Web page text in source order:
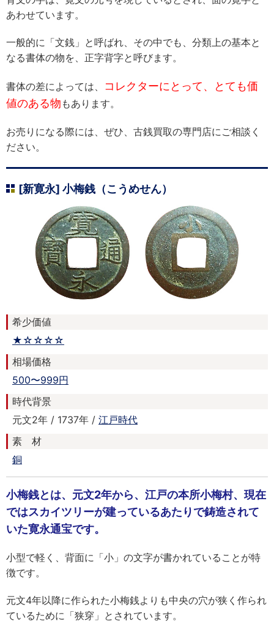
あわせています。
一般的に「文銭」と呼ばれ、その中でも、分類上の基本と
なる書体の物を、正字背字と呼びます。
書体の差によっては、 コレクターにとって、とても価
値のある物 もあります。
お売りになる際には、ぜひ、古銭買取の専門店にご相談く
ださい。
[新寛永] 小梅銭（こうめせん）
希少価値
★☆☆☆☆
相場価格
500〜999円
時代背景
元文2年 / 1737年 / 江戸時代
素 材
銅
小梅銭とは、元文2年から、江戸の本所小梅村、現在
ではスカイツリーが建っているあたりで鋳造されて
いた寛永通宝です。
小型で軽く、背面に「小」の文字が書かれていることが特
徴です。
元文4年以降に作られた小梅銭よりも中央の穴が狭く作られ
ているために「狭穿」とされています。